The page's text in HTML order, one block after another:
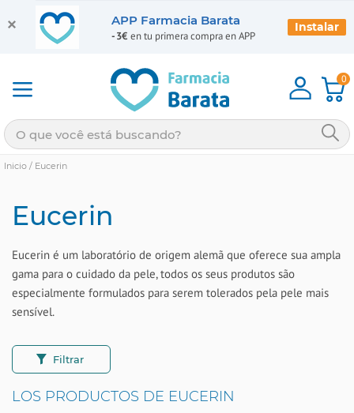
0
Inicio / Eucerin
Eucerin
Eucerin é um laboratório de origem alemã que oferece sua ampla
gama para o cuidado da pele, todos os seus produtos são
especialmente formulados para serem tolerados pela pele mais
sensível.
Filtrar
LOS PRODUCTOS DE EUCERIN
APP Farmacia Barata
-3€ en tu primera compra en APP
Instalar